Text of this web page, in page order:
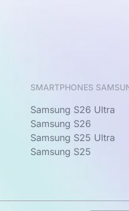
SMARTPHONES
Samsung S26 Ultra
Samsung S26
Samsung S25 Ultra
Samsung S25